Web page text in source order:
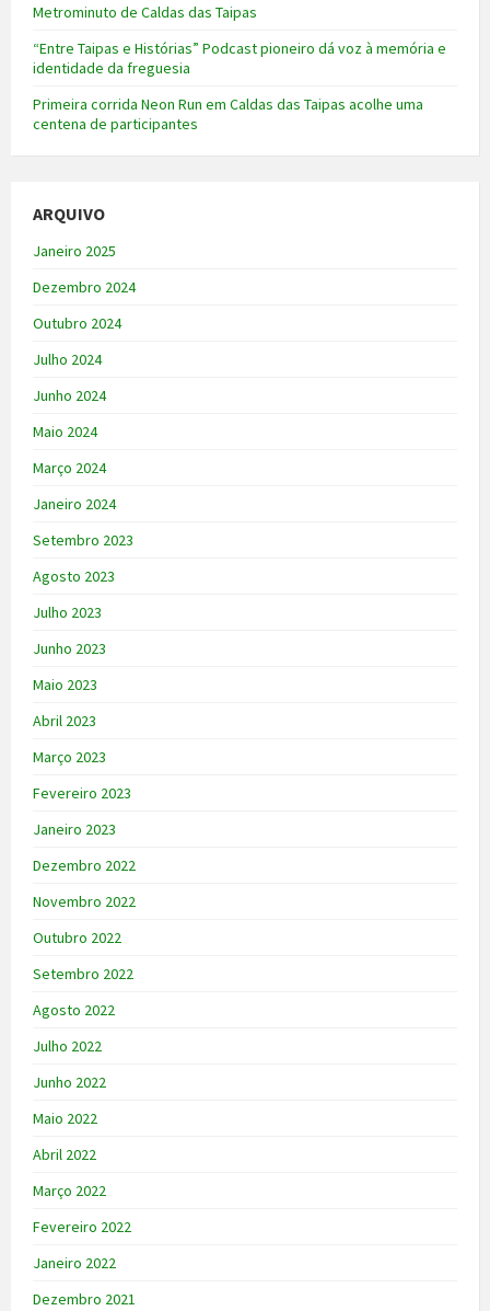
Metrominuto de Caldas das Taipas
“Entre Taipas e Histórias” Podcast pioneiro dá voz à memória e
identidade da freguesia
Primeira corrida Neon Run em Caldas das Taipas acolhe uma
centena de participantes
ARQUIVO
Janeiro 2025
Dezembro 2024
Outubro 2024
Julho 2024
Junho 2024
Maio 2024
Março 2024
Janeiro 2024
Setembro 2023
Agosto 2023
Julho 2023
Junho 2023
Maio 2023
Abril 2023
Março 2023
Fevereiro 2023
Janeiro 2023
Dezembro 2022
Novembro 2022
Outubro 2022
Setembro 2022
Agosto 2022
Julho 2022
Junho 2022
Maio 2022
Abril 2022
Março 2022
Fevereiro 2022
Janeiro 2022
Dezembro 2021